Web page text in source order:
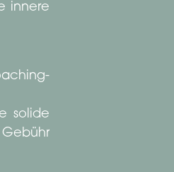
innere
solide
Gebühr